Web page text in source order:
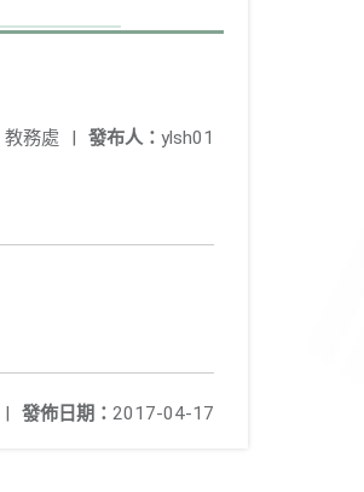
發布人： ylsh01
教務處 |
發佈日期： 2017-04-17
|